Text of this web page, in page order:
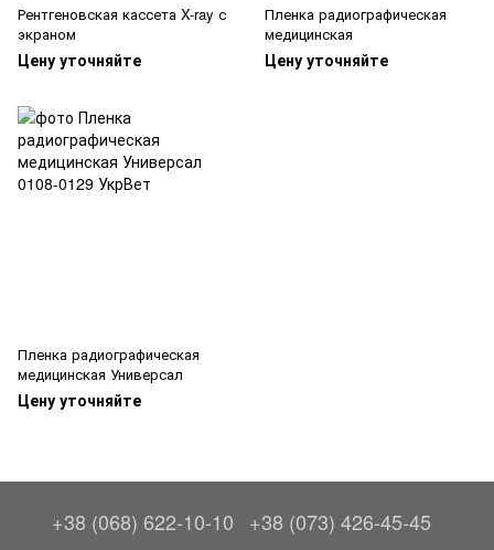
Рентгеновская кассета X-ray с
экраном
Цену уточняйте
Пленка радиографическая
медицинская
Цену уточняйте
Пленка радиографическая
медицинская Универсал
Цену уточняйте
+38 (068) 622-10-10
+38 (073) 426-45-45